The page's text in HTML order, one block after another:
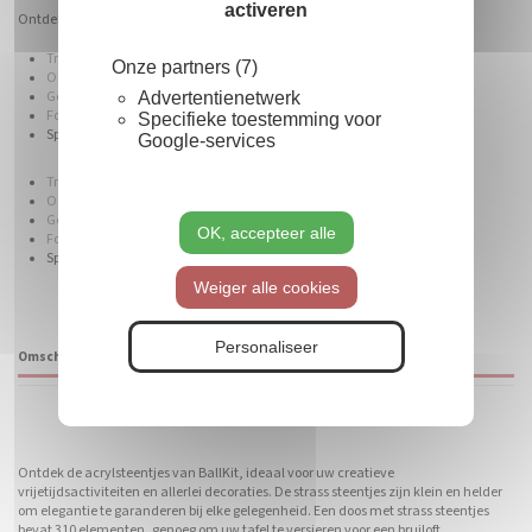
activeren
Onze partners (7)
Advertentienetwerk
Specifieke toestemming voor
Google-services
OK, accepteer alle
Weiger alle cookies
Personaliseer
Ontdek onze verschillende assortimenten:
Transparante plastic ballen
Ondoorzichtige plastic ballen
Gekleurde plastic ballen
Fosforescerende plastic ballen
Spiegel plastic ballen
Transparante plastic bubbels
Ondoorzichtige plastic bubbels
Gekleurde plastic bubbels
Fosforescerende plastic bubbels
Spiegel plastic bubbels
Omschrijving
Ontdek de acrylsteentjes van BallKit, ideaal voor uw creatieve
vrijetijdsactiviteiten en allerlei decoraties. De strass steentjes zijn klein en helder
om elegantie te garanderen bij elke gelegenheid. Een doos met strass steentjes